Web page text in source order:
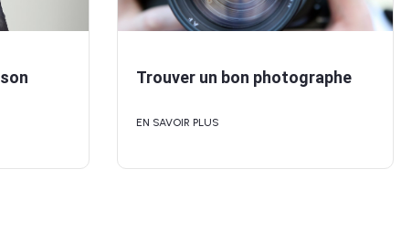
Trouver un bon photographe
EN SAVOIR PLUS